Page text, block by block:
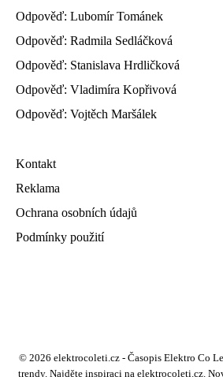
Odpověď: Lubomír Tománek
Odpověď: Radmila Sedláčková
Odpověď: Stanislava Hrdličková
Odpověď: Vladimíra Kopřivová
Odpověď: Vojtěch Maršálek
Kontakt
Reklama
Ochrana osobních údajů
Podmínky použití
© 2026 elektrocoleti.cz - Časopis Elektro Co
trendy. Najděte inspiraci na elektrocoleti.cz.